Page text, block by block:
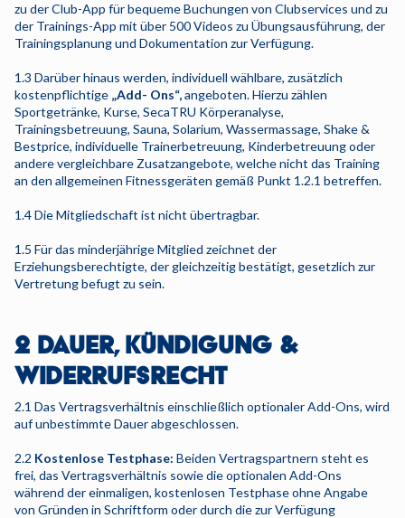
zu der Club-App für bequeme Buchungen von Clubservices und zu
der Trainings-App mit über 500 Videos zu Übungsausführung, der
Trainingsplanung und Dokumentation zur Verfügung.
1.3 Darüber hinaus werden, individuell wählbare, zusätzlich
kostenpflichtige „Add- Ons“,angeboten. Hierzu zählen
Sportgetränke, Kurse, SecaTRU Körperanalyse,
Trainingsbetreuung, Sauna, Solarium, Wassermassage, Shake &
Bestprice, individuelle Trainerbetreuung, Kinderbetreuung oder
andere vergleichbare Zusatzangebote, welche nicht das Training
an den allgemeinen Fitnessgeräten gemäß Punkt 1.2.1 betreffen.
1.4 Die Mitgliedschaft ist nicht übertragbar.
1.5 Für das minderjährige Mitglied zeichnet der
Erziehungsberechtigte, der gleichzeitig bestätigt, gesetzlich zur
Vertretung befugt zu sein.
2 DAUER, KÜNDIGUNG &
WIDERRUFSRECHT
2.1 Das Vertragsverhältnis einschließlich optionaler Add-Ons, wird
auf unbestimmte Dauer abgeschlossen.
2.2 Kostenlose Testphase: Beiden Vertragspartnern steht es
frei, das Vertragsverhältnis sowie die optionalen Add-Ons
während der einmaligen, kostenlosen Testphase ohne Angabe
von Gründen in Schriftform oder durch die zur Verfügung